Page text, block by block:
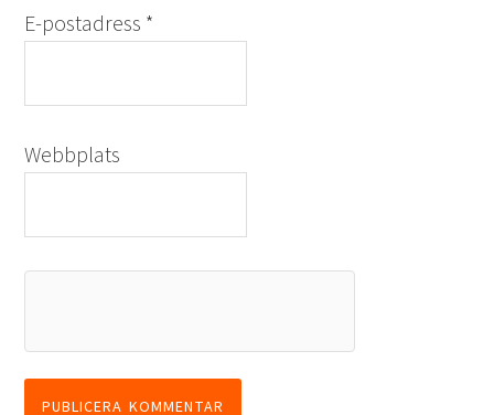
E-postadress *
Webbplats